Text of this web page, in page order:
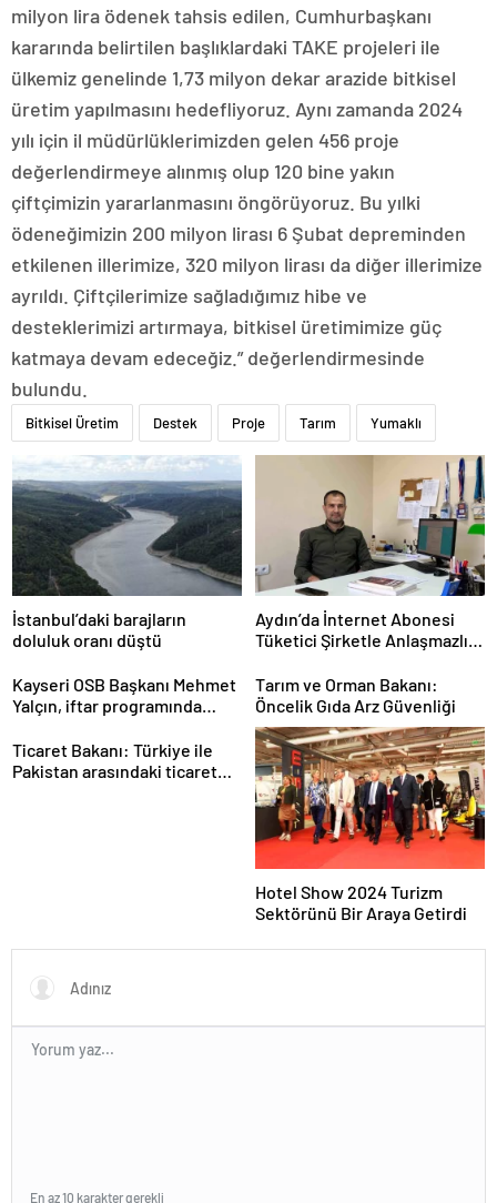
milyon lira ödenek tahsis edilen, Cumhurbaşkanı
kararında belirtilen başlıklardaki TAKE projeleri ile
ülkemiz genelinde 1,73 milyon dekar arazide bitkisel
üretim yapılmasını hedefliyoruz. Aynı zamanda 2024
yılı için il müdürlüklerimizden gelen 456 proje
değerlendirmeye alınmış olup 120 bine yakın
çiftçimizin yararlanmasını öngörüyoruz. Bu yılki
ödeneğimizin 200 milyon lirası 6 Şubat depreminden
etkilenen illerimize, 320 milyon lirası da diğer illerimize
ayrıldı. Çiftçilerimize sağladığımız hibe ve
desteklerimizi artırmaya, bitkisel üretimimize güç
katmaya devam edeceğiz.” değerlendirmesinde
bulundu.
Bitkisel Üretim Destek Proje Tarım Yumaklı
İstanbul’daki barajların
doluluk oranı düştü
Aydın’da İnternet Abonesi
Tüketici Şirketle Anlaşmazlık
Kayseri OSB Başkanı Mehmet
Yalçın, iftar programında
Tarım ve Orman Bakanı:
Öncelik Gıda Arz Güvenliği
Ticaret Bakanı: Türkiye ile
Pakistan arasındaki ticaret
Hotel Show 2024 Turizm
Sektörünü Bir Araya Getirdi
En az 10 karakter gerekli